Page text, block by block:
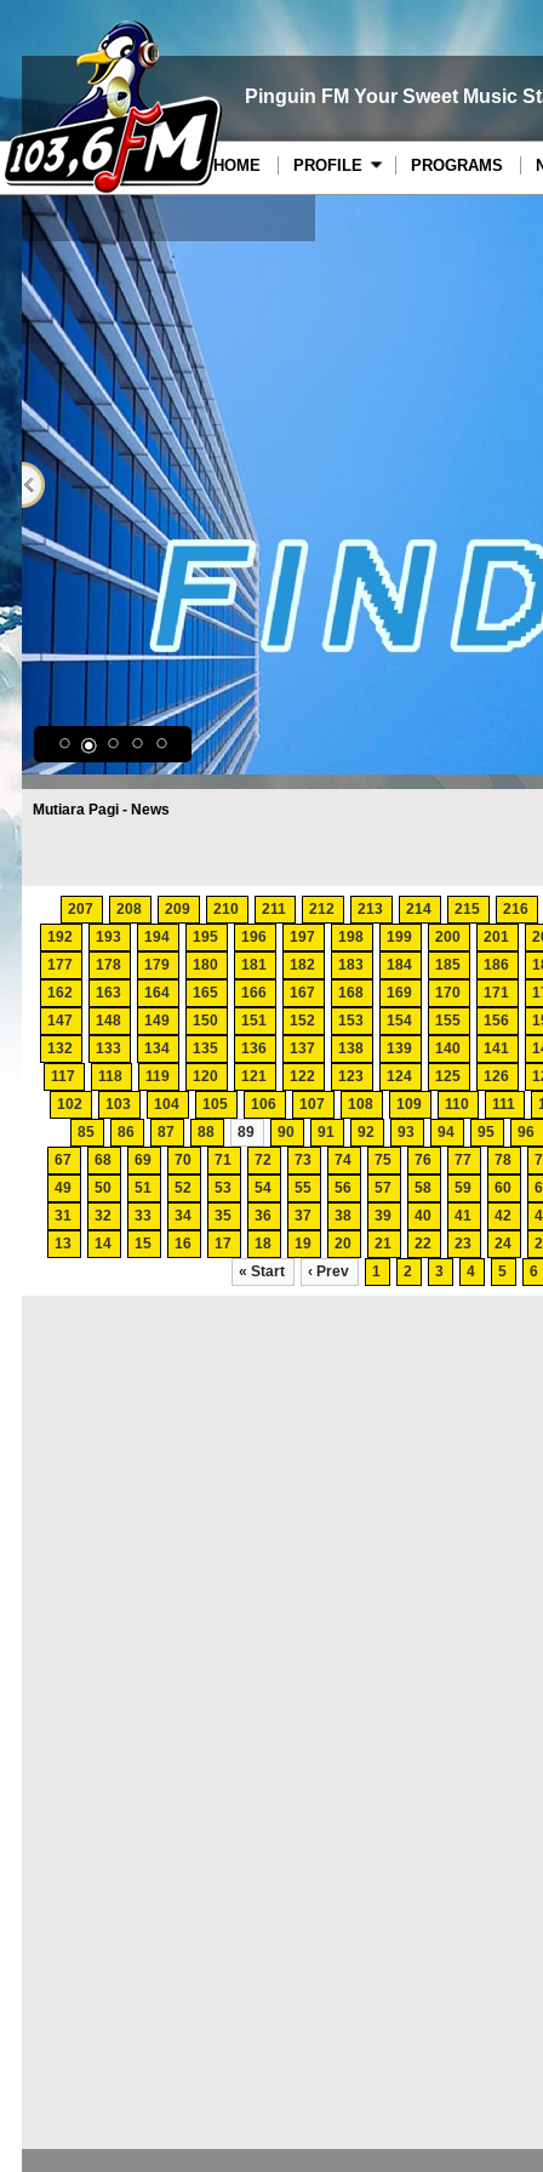
Pinguin FM Your Sweet Music
PROGRAMS
PROFILE
HOME
Mutiara Pagi - News
216
215
214
213
212
211
210
209
208
207
201
200
199
198
197
196
195
194
193
192
186
185
184
183
182
181
180
179
178
177
171
170
169
168
167
166
165
164
163
162
156
155
154
153
152
151
150
149
148
147
141
140
139
138
137
136
135
134
133
132
126
125
124
123
122
121
120
119
118
117
111
110
109
108
107
106
105
104
103
102
96
95
94
93
92
91
90
89
88
87
86
85
78
77
76
75
74
73
72
71
70
69
68
67
60
59
58
57
56
55
54
53
52
51
50
49
42
41
40
39
38
37
36
35
34
33
32
31
24
23
22
21
20
19
18
17
16
15
14
13
6
5
4
3
2
1
‹ Prev
« Start